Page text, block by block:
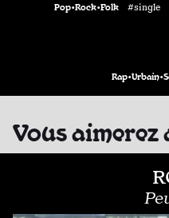
Pop•Rock•Folk #single
Vous aimerez